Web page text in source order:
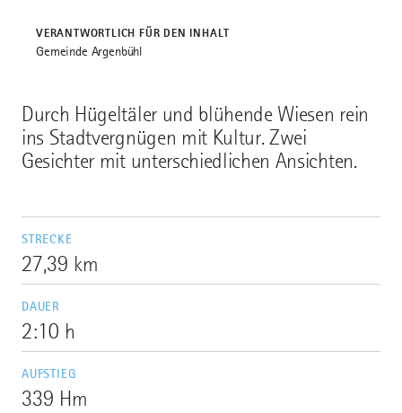
Durch Hügeltäler und blühende Wiesen rein
ins Stadtvergnügen mit Kultur. Zwei
Gesichter mit unterschiedlichen Ansichten.
STRECKE
27,39 km
DAUER
2:10 h
AUFSTIEG
339 Hm
VERANTWORTLICH FÜR DEN INHALT
Gemeinde Argenbühl